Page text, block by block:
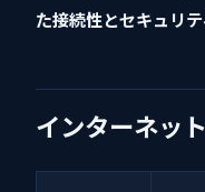
た接続性とセキュリ
インターネッ